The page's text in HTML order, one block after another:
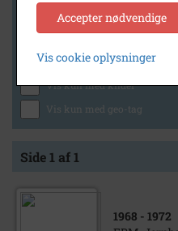
Vis kun med billeder
Vis kun med lydklip
Vis kun med kilder
Vis kun med geo-tag
Side 1 af 1
1968 - 1972
Accepter nødvendige
Vis cookie oplysninger